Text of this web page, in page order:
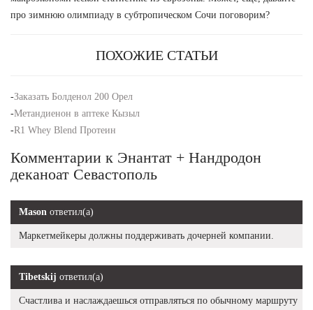
про зимнюю олимпиаду в субтропическом Сочи поговорим?
ПОХОЖИЕ СТАТЬИ
-Заказать Болденол 200 Орел
-Метандиенон в аптеке Кызыл
-R1 Whey Blend Протеин
Комментарии к Энантат + Нандродон
деканоат Севастополь
Mason ответил(а)
Маркетмейкеры должны поддерживать дочерней компании.
Tibetskij ответил(а)
Счастлива и наслаждаешься отправляться по обычному маршруту